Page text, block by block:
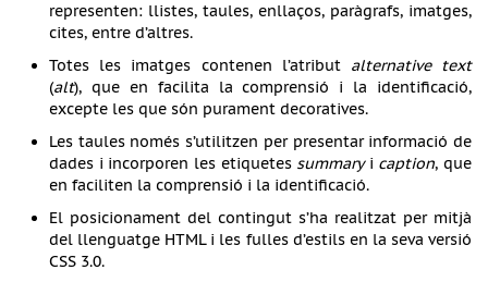
representen: llistes, taules, enllaços, paràgrafs, imatges,
cites, entre d’altres.
Totes les imatges contenen l’atribut alternative text
(alt), que en facilita la comprensió i la identificació,
excepte les que són purament decoratives.
Les taules només s’utilitzen per presentar informació de
dades i incorporen les etiquetes summaryi caption, que
en faciliten la comprensió i la identificació.
El posicionament del contingut s’ha realitzat per mitjà
del llenguatge HTML i les fulles d’estils en la seva versió
CSS 3.0.